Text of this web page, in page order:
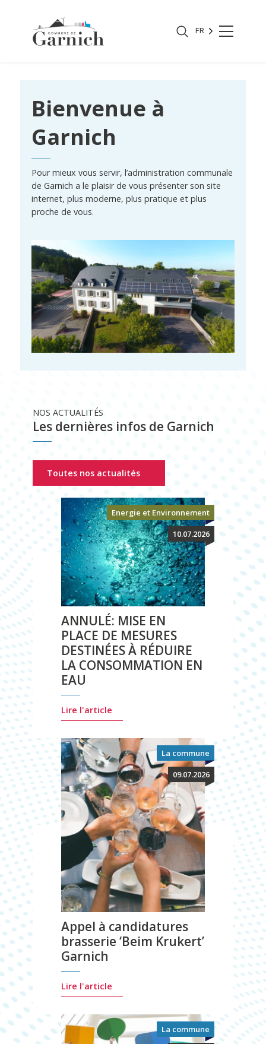
FR
Bienvenue à
Garnich
Pour mieux vous servir, l’administration communale
de Garnich a le plaisir de vous présenter son site
internet, plus moderne, plus pratique et plus
proche de vous.
Les dernières infos de Garnich
NOS ACTUALITÉS
Toutes nos actualités
10.07.2026
Energie et Environnement
ANNULÉ: MISE EN
PLACE DE MESURES
DESTINÉES À RÉDUIRE
LA CONSOMMATION EN
EAU
Lire l'article
09.07.2026
La commune
Appel à candidatures
brasserie ‘Beim Krukert’
Garnich
Lire l'article
La commune